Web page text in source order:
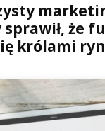
że
królami